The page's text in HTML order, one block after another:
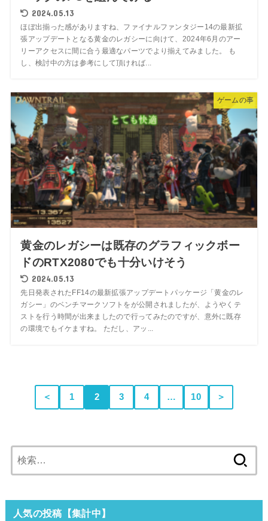
2024.05.13
ほぼ出揃った感がありますね、ファイナルファンタジー14の最新拡
張アップデートとなる黄金のレガシーに向けて、2024年6月のアー
リーアクセスに間に合う最適なパーツでより揃えてみました。 も
し、検討中の方は参考にして頂ければ...
ゲームの事
黄金のレガシーは既存のグラフィックボー
ドのRTX2080でも十分いけそう
2024.05.13
先日発表されたFF14の最新拡張アップデートパッケージ「黄金のレ
ガシー」のベンチマークソフトをが公開されましたが、ようやくテ
ストを行う時間が出来ましたので行ってみたのですが、意外に既存
の環境でもイケますね。 ただし、アッ...
＜ 1 2 3 4 … 10 ＞
索:
人気の投稿【集計中】